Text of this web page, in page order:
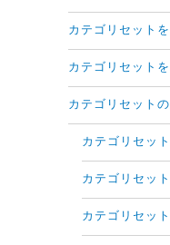
カテゴリセット
カテゴリセット
カテゴリセット
カテゴリセッ
カテゴリセッ
カテゴリセッ